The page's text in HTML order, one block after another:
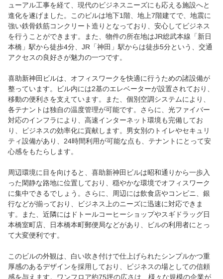
ューアル工事を経て、現代のビジネスニーズにも応える施設へと
進化を遂げました。このビルは地下1階、地上7階建てで、地震に
強い鉄骨鉄筋コンクリート造りとなっており、安心してビジネス
を行うことができます。また、物件の所在地はJR総武本線「新日
本橋」駅から徒歩4分、JR「神田」駅からは徒歩5分という、交通
アクセスの良好さが魅力の一つです。
喜助新神田ビルは、オフィスワークを快適に行うための諸設備が
整っています。ビル内には2基のエレベーターが設置されており、
移動の便利さを支えています。また、個別空調システムにより、
各テナントは独自の温度管理が可能です。さらに、光ファイバー
対応のインフラにより、高速インターネット環境も完備してお
り、ビジネスの効率化に貢献します。男女別のトイレやセキュリ
ティ設備があり、24時間利用が可能な点も、テナントにとって安
心感をもたらします。
周辺環境に目を向けると、喜助新神田ビルは昭和通りから一歩入
った閑静な路地に位置しており、穏やかな環境でオフィスワーク
に集中できるでしょう。さらに、周辺には飲食店やコンビニ、銀
行などが揃っており、ビジネス上のニーズに迅速に対応できま
す。また、近隣にはドトールコーヒーショップやスギドラッグ日
本橋室町店、日本橋本町郵便局などがあり、ビルの利用者にとっ
て大変便利です。
このビルの外観は、白い吹き付けで仕上げられたシンプルかつ重
厚感のあるデザインを採用しており、ビジネスの場としての信頼
感を与えます。ワンフロア約75坪の広さは、様々な規模の企業が